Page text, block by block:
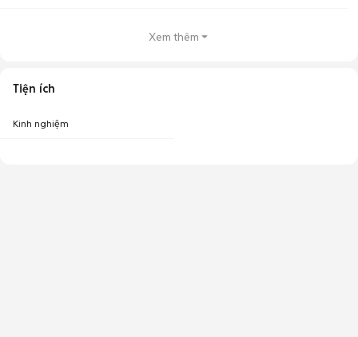
Xem thêm
Tiện ích
Kinh nghiệm